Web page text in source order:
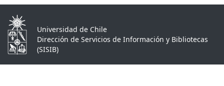
Universidad de Chile
Dirección de Servicios de Información y Bibliotecas
(SISIB)